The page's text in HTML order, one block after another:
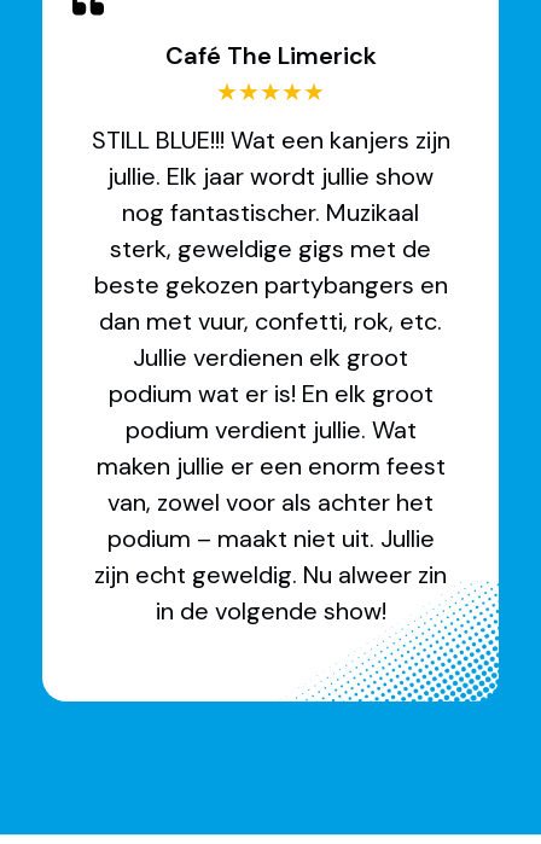
Café The Limerick
★★★★★
STILL BLUE!!! Wat een kanjers zijn
jullie. Elk jaar wordt jullie show
nog fantastischer. Muzikaal
sterk, geweldige gigs met de
beste gekozen partybangers en
dan met vuur, confetti, rok, etc.
Jullie verdienen elk groot
podium wat er is! En elk groot
podium verdient jullie. Wat
maken jullie er een enorm feest
van, zowel voor als achter het
podium – maakt niet uit. Jullie
zijn echt geweldig. Nu alweer zin
in de volgende show!